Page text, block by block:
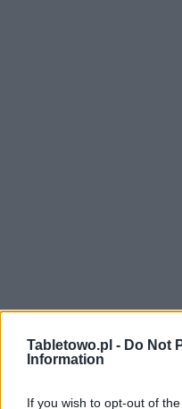
Tabletowo.pl - Do Not
Information
If you wish to opt-out of